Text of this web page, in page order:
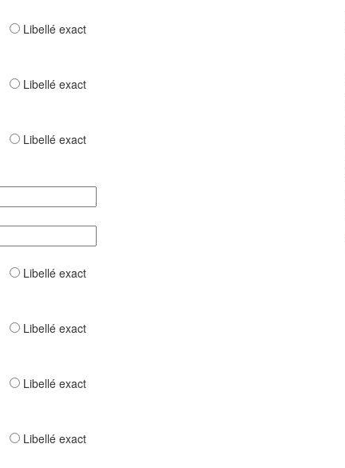
Libellé exact
Libellé exact
Libellé exact
Libellé exact
Libellé exact
Libellé exact
Libellé exact